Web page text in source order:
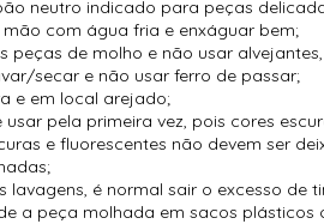
neutro indicado para peças
com água fria e enxáguar bem;
peças de molho e não usar
secar e não usar ferro de passar;
e em local arejado;
pela primeira vez, pois cores
e fluorescentes não devem ser
lavagens, é normal sair o excesso de
a peça molhada em sacos plásticos